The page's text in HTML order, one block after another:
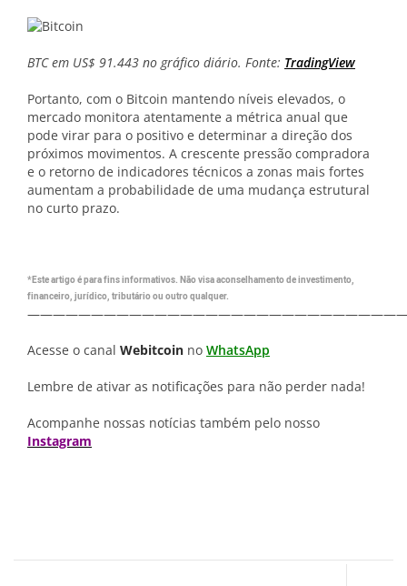
BTC em US$ 91.443 no gráfico diário. Fonte: TradingView
Portanto, com o Bitcoin mantendo níveis elevados, o
mercado monitora atentamente a métrica anual que
pode virar para o positivo e determinar a direção dos
próximos movimentos. A crescente pressão compradora
e o retorno de indicadores técnicos a zonas mais fortes
aumentam a probabilidade de uma mudança estrutural
no curto prazo.
*Este artigo é para fins informativos. Não visa aconselhamento de investimento,
financeiro, jurídico, tributário ou outro qualquer.
Acesse o canal Webitcoin no WhatsApp
Lembre de ativar as notificações para não perder nada!
Acompanhe nossas notícias também pelo nosso
Instagram